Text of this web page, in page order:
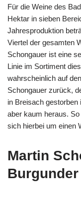
Für die Weine des
Hektar in sieben
Jahresproduktion
Viertel der gesamten
Schongauer ist eine
Linie im Sortiment
wahrscheinlich auf
Schongauer zurück,
in Breisach
aber kaum heraus.
sich hierbei um einen
Martin